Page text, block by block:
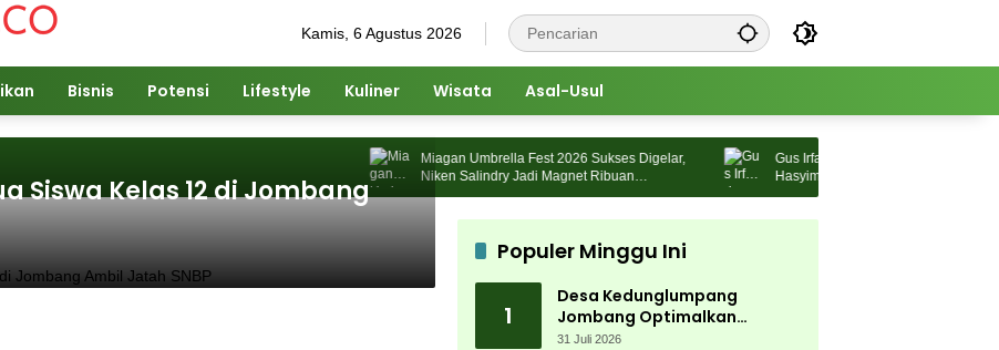
Kamis, 6 Agustus 2026
Bisnis Potensi Lifestyle Kuliner Wisata Asal-Usul
Miagan Umbrella Fest 2026 Sukses Digelar,
Niken Salindry Jadi Magnet Ribuan
Pengunjung
Gus Irfan dan Tongkat Estafet NU Mbah
Hasyim
Siswa Kelas 12 di Jombang
Populer Minggu Ini
1
Desa Kedunglumpang
Jombang Optimalkan
Singkong Lokal, Warga Diajari
31 Juli 2026